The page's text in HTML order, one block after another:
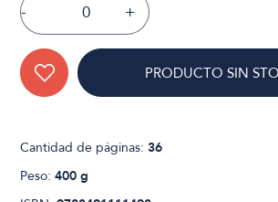
- +
PRODUCTO SIN
Cantidad de páginas:36
Peso:400 g